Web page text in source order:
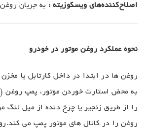
اصلاح‌کننده‌های ویسکوزیته : به جریان
نحوه عملکرد روغن موتور در خودرو
روغن ها در ابتدا در داخل کارتابل یا
به محض استارت خوردن موتور، پمپ روغن
را از طریق زنجیر یا چرخ دنده از میل لنگ
روغن را در کانال های موتور پمپ می